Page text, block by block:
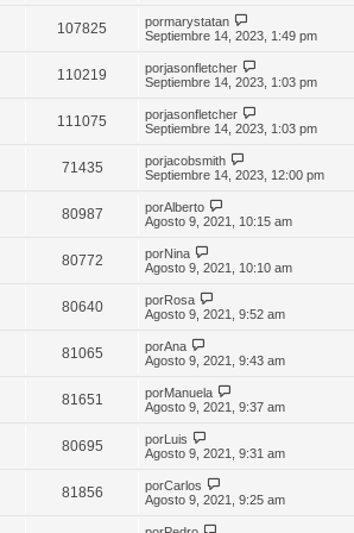
107825 pormarystatan
Septiembre 14, 2023, 1:49 pm
110219 porjasonfletcher
Septiembre 14, 2023, 1:03 pm
111075 porjasonfletcher
Septiembre 14, 2023, 1:03 pm
71435 porjacobsmith
Septiembre 14, 2023, 12:00 pm
80987 porAlberto
Agosto 9, 2021, 10:15 am
80772 porNina
Agosto 9, 2021, 10:10 am
80640 porRosa
Agosto 9, 2021, 9:52 am
81065 porAna
Agosto 9, 2021, 9:43 am
81651 porManuela
Agosto 9, 2021, 9:37 am
80695 porLuis
Agosto 9, 2021, 9:31 am
81856 porCarlos
Agosto 9, 2021, 9:25 am